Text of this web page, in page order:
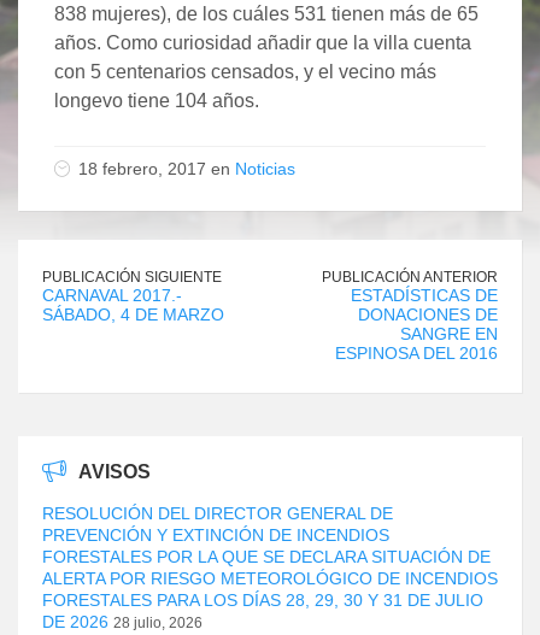
838 mujeres), de los cuáles 531 tienen más de 65
años. Como curiosidad añadir que la villa cuenta
con 5 centenarios censados, y el vecino más
longevo tiene 104 años.
18 febrero, 2017 en Noticias
PUBLICACIÓN SIGUIENTE
CARNAVAL 2017.-
SÁBADO, 4 DE MARZO
PUBLICACIÓN ANTERIOR
ESTADÍSTICAS DE
DONACIONES DE
SANGRE EN
ESPINOSA DEL 2016
AVISOS
RESOLUCIÓN DEL DIRECTOR GENERAL DE
PREVENCIÓN Y EXTINCIÓN DE INCENDIOS
FORESTALES POR LA QUE SE DECLARA SITUACIÓN DE
ALERTA POR RIESGO METEOROLÓGICO DE INCENDIOS
FORESTALES PARA LOS DÍAS 28, 29, 30 Y 31 DE JULIO
DE 2026 28 julio, 2026